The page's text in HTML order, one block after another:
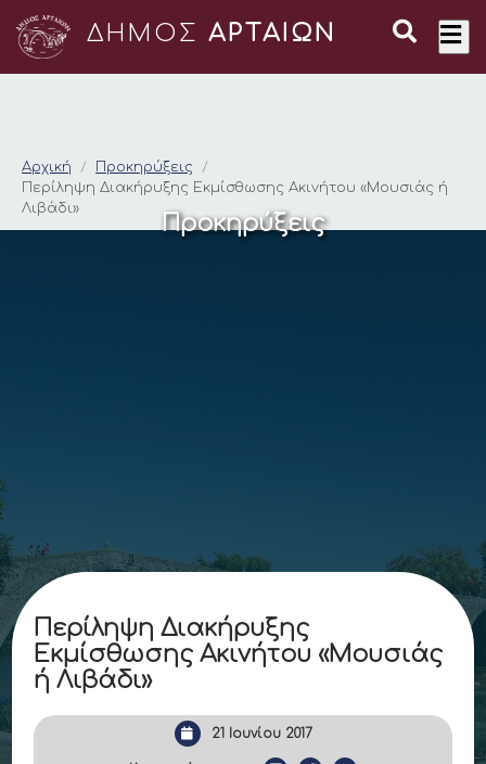
ΔΗΜΟΣ ΑΡΤΑΙΩΝ
Περίληψη
Αρχική
Προκηρύξεις
Περίληψη Διακήρυξης Εκμίσθωσης Ακινήτου «Μουσιάς ή
Λιβάδι»
Προκηρύξεις
Περίληψη Διακήρυξης
Εκμίσθωσης Ακινήτου «Μουσιάς
ή Λιβάδι»
21 Ιουνίου 2017